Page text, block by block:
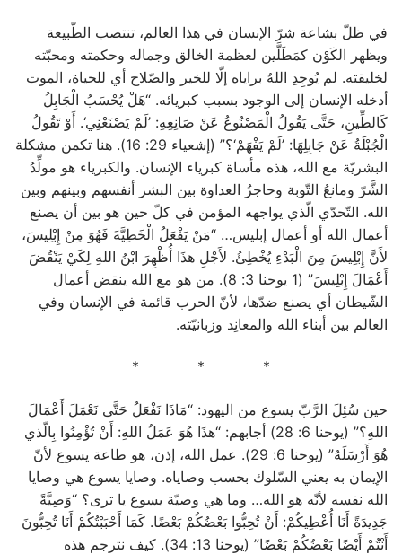
في ظلّ بشاعة شرّ الإنسان في هذا العالم، تنتصب الطّبيعة
ويظهر الكَوْن كمَطَلَّين لعظمة الخالق وجماله وحكمته ومحبّته
لخليقته. لم يُوجِدِ اللهُ براياه إلّا للخير والصّلاح أي للحياة، الموت
أدخله الإنسان إلى الوجود بسبب كبريائه. “هَلْ يُحْسَبُ الْجَابِلُ
كَالطِّينِ، حَتَّى يَقُولُ الْمَصْنُوعُ عَنْ صَانِعِهِ: ’لَمْ يَصْنَعْنِي‘. أَوْ تَقُولُ
الْجُبْلَةُ عَنْ جَابِلِهَا: ’لَمْ يَفْهَمْ‘؟” (إشعياء 29: 16). هنا تكمن مشكلة
البشريّة مع الله، هذه مأساة كبرياء الإنسان. والكبرياء هو مولِّدُ
الشَّرّ ومانعُ التّوبة وحاجزُ العداوة بين البشر أنفسهم وبينهم وبين
الله. التّحدّي الّذي يواجهه المؤمن في كلّ حين هو بين أن يصنع
أعمال الله أو أعمال إبليس… “مَنْ يَفْعَلُ الْخَطِيَّةَ فَهُوَ مِنْ إِبْلِيسَ،
لأَنَّ إِبْلِيسَ مِنَ الْبَدْءِ يُخْطِئُ. لأَجْلِ هذَا أُظْهِرَ ابْنُ اللهِ لِكَيْ يَنْقُضَ
أَعْمَالَ إِبْلِيسَ” (1 يوحنا 3: 8). من هو مع الله ينقض أعمال
الشّيطان أي يصنع ضدّها، لأنّ الحرب قائمة في الإنسان وفي
العالم بين أبناء الله والمعانِد وزبانيّته.
* * *
حين سُئِلَ الرَّبّ يسوع من اليهود: “مَاذَا نَفْعَلُ حَتَّى نَعْمَلَ أَعْمَالَ
اللهِ؟” (يوحنا 6: 28) أجابهم: “هذَا هُوَ عَمَلُ اللهِ: أَنْ تُؤْمِنُوا بِالّذي
هُوَ أَرْسَلَهُ” (يوحنا 6: 29). عمل الله، إذن، هو طاعة يسوع لأنّ
الإيمان به يعني السّلوك بحسب وصاياه. وصايا يسوع هي وصايا
الله نفسه لأنّه هو الله… وما هي وصيّة يسوع يا ترى؟ “وَصِيَّةً
جَدِيدَةً أَنَا أُعْطِيكُمْ: أَنْ تُحِبُّوا بَعْضُكُمْ بَعْضًا. كَمَا أَحْبَبْتُكُمْ أَنَا تُحِبُّونَ
أَنْتُمْ أَيْضًا بَعْضُكُمْ بَعْضًا” (يوحنا 13: 34). كيف نترجم هذه